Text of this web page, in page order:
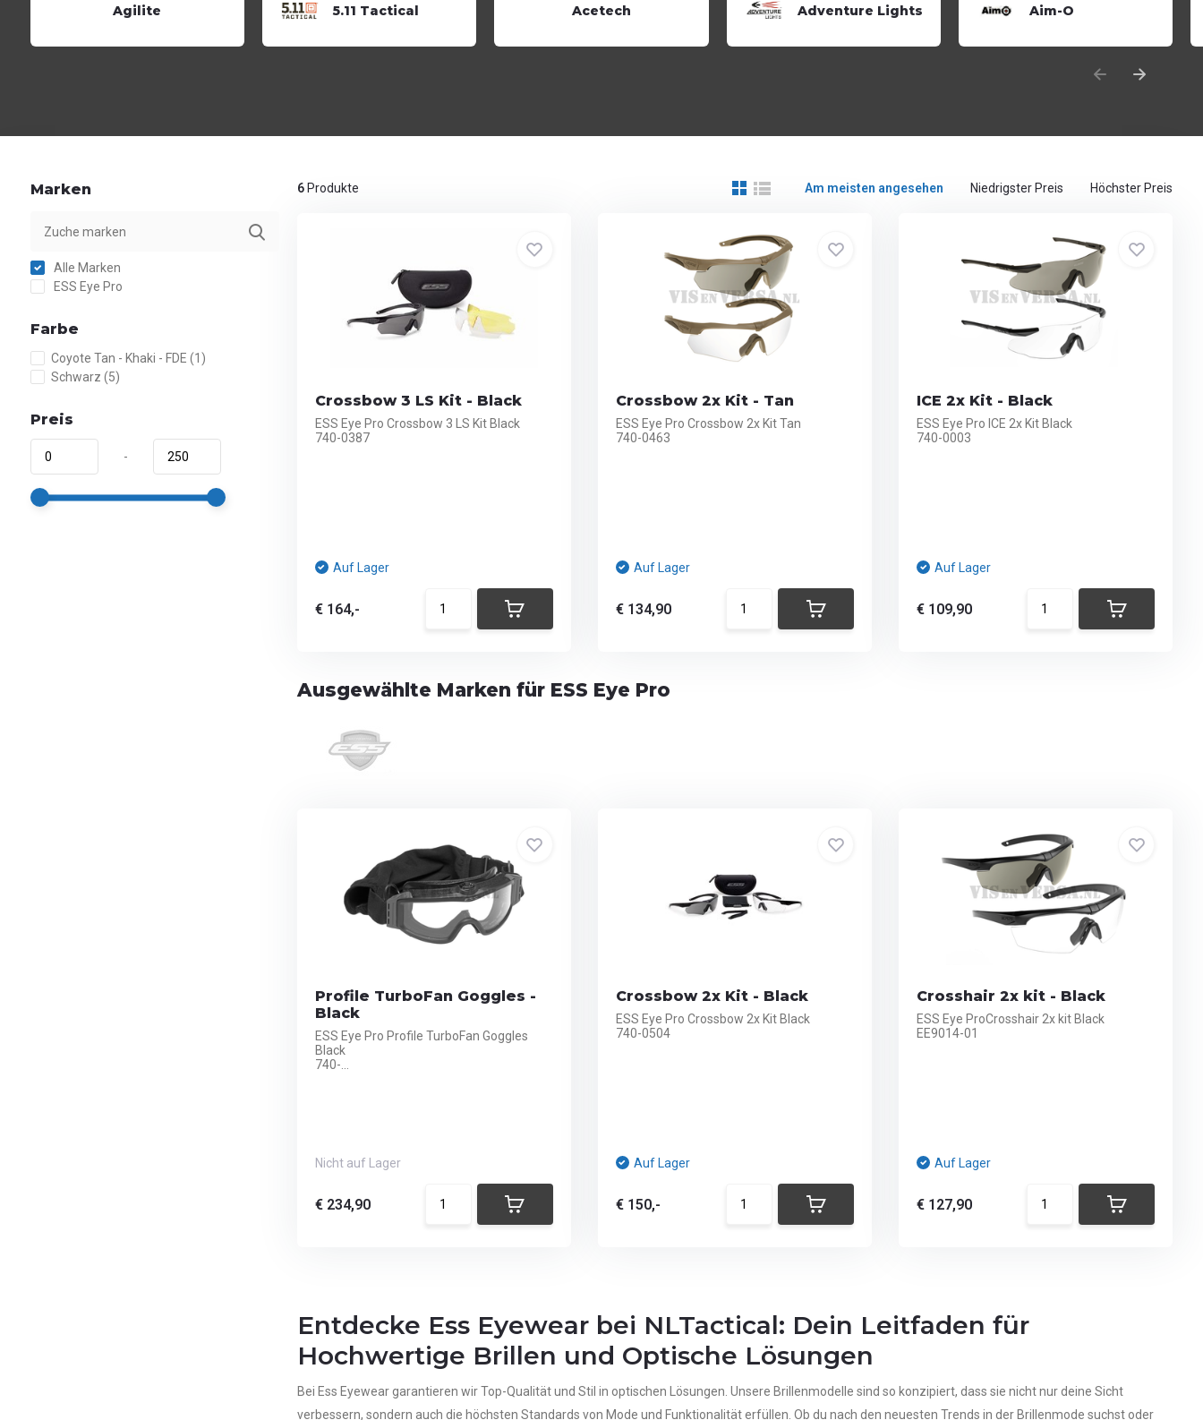
Agilite 5.11 Tactical Acetech Adventure Lights Aim-O
Marken
Alle Marken
ESS Eye Pro
Farbe
Coyote Tan - Khaki - FDE (1)
Schwarz (5)
Preis
-
6Produkte Am meisten angesehen Niedrigster Preis Höchster Preis
Crossbow 3 LS Kit - Black
ESS Eye Pro Crossbow 3 LS Kit Black
740-0387
Auf Lager
€ 164,-
Crossbow 2x Kit - Tan
ESS Eye Pro Crossbow 2x Kit Tan
740-0463
Auf Lager
€ 134,90
ICE 2x Kit - Black
ESS Eye Pro ICE 2x Kit Black
740-0003
Auf Lager
€ 109,90
Ausgewählte Marken für ESS Eye Pro
Profile TurboFan Goggles -
Black
ESS Eye Pro Profile TurboFan Goggles
Black
740-...
Nicht auf Lager
€ 234,90
Crossbow 2x Kit - Black
ESS Eye Pro Crossbow 2x Kit Black
740-0504
Auf Lager
€ 150,-
Crosshair 2x kit - Black
ESS Eye ProCrosshair 2x kit Black
EE9014-01
Auf Lager
€ 127,90
Entdecke Ess Eyewear bei NLTactical: Dein Leitfaden für
Hochwertige Brillen und Optische Lösungen
Bei Ess Eyewear garantieren wir Top-Qualität und Stil in optischen Lösungen. Unsere Brillenmodelle sind so konzipiert, dass sie nicht nur deine Sicht
verbessern, sondern auch die höchsten Standards von Mode und Funktionalität erfüllen. Ob du nach den neuesten Trends in der Brillenmode suchst oder